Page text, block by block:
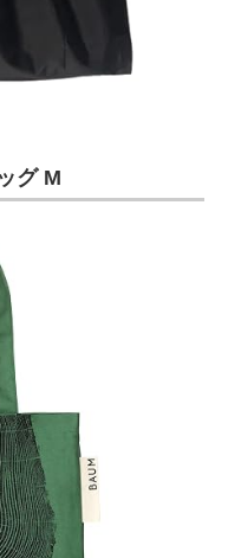
グ M